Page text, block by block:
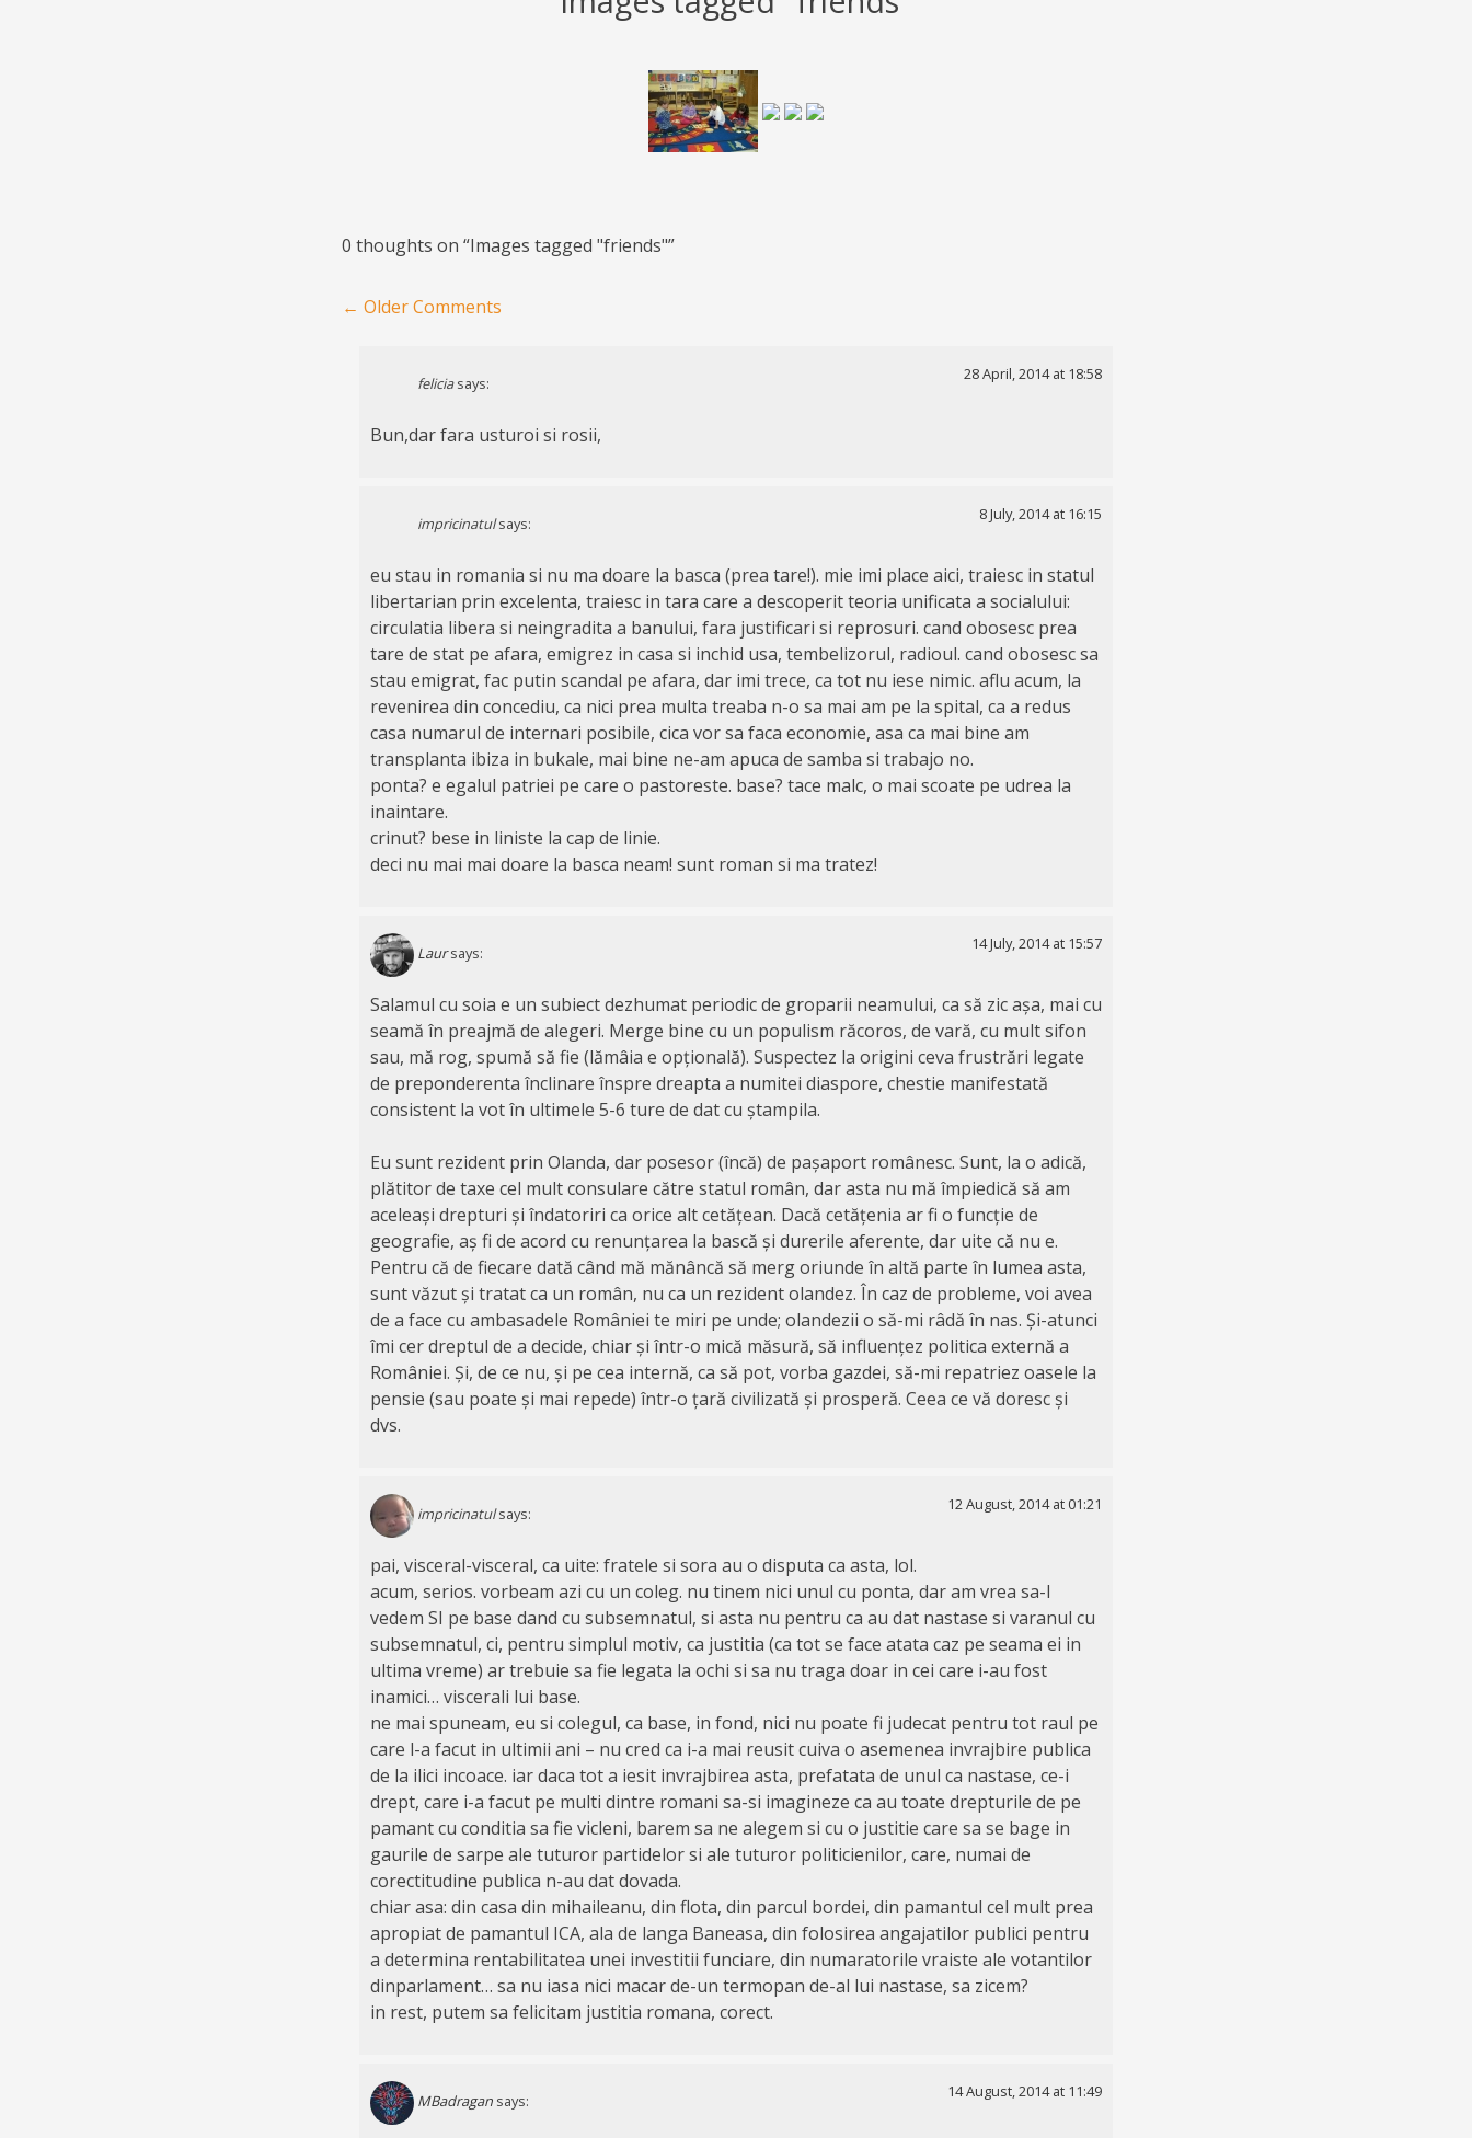
0 thoughts on “Images tagged "friends"”
Comment navigation
← Older Comments
felicia says:
28 April, 2014 at 18:58
Bun,dar fara usturoi si rosii,
impricinatul says:
8 July, 2014 at 16:15
eu stau in romania si nu ma doare la basca (prea tare!). mie imi place aici, traiesc in statul
libertarian prin excelenta, traiesc in tara care a descoperit teoria unificata a socialului:
circulatia libera si neingradita a banului, fara justificari si reprosuri. cand obosesc prea
tare de stat pe afara, emigrez in casa si inchid usa, tembelizorul, radioul. cand obosesc sa
stau emigrat, fac putin scandal pe afara, dar imi trece, ca tot nu iese nimic. aflu acum, la
revenirea din concediu, ca nici prea multa treaba n-o sa mai am pe la spital, ca a redus
casa numarul de internari posibile, cica vor sa faca economie, asa ca mai bine am
transplanta ibiza in bukale, mai bine ne-am apuca de samba si trabajo no.
ponta? e egalul patriei pe care o pastoreste. base? tace malc, o mai scoate pe udrea la
inaintare.
crinut? bese in liniste la cap de linie.
deci nu mai mai doare la basca neam! sunt roman si ma tratez!
Laur says:
14 July, 2014 at 15:57
Salamul cu soia e un subiect dezhumat periodic de groparii neamului, ca să zic așa, mai cu
seamă în preajmă de alegeri. Merge bine cu un populism răcoros, de vară, cu mult sifon
sau, mă rog, spumă să fie (lămâia e opțională). Suspectez la origini ceva frustrări legate
de preponderenta înclinare înspre dreapta a numitei diaspore, chestie manifestată
consistent la vot în ultimele 5-6 ture de dat cu ștampila.
Eu sunt rezident prin Olanda, dar posesor (încă) de pașaport românesc. Sunt, la o adică,
plătitor de taxe cel mult consulare către statul român, dar asta nu mă împiedică să am
aceleași drepturi și îndatoriri ca orice alt cetățean. Dacă cetățenia ar fi o funcție de
geografie, aș fi de acord cu renunțarea la bască și durerile aferente, dar uite că nu e.
Pentru că de fiecare dată când mă mănâncă să merg oriunde în altă parte în lumea asta,
sunt văzut și tratat ca un român, nu ca un rezident olandez. În caz de probleme, voi avea
de a face cu ambasadele României te miri pe unde; olandezii o să-mi râdă în nas. Și-atunci
îmi cer dreptul de a decide, chiar și într-o mică măsură, să influențez politica externă a
României. Și, de ce nu, și pe cea internă, ca să pot, vorba gazdei, să-mi repatriez oasele la
pensie (sau poate și mai repede) într-o țară civilizată și prosperă. Ceea ce vă doresc și
dvs.
impricinatul says:
12 August, 2014 at 01:21
pai, visceral-visceral, ca uite: fratele si sora au o disputa ca asta, lol.
acum, serios. vorbeam azi cu un coleg. nu tinem nici unul cu ponta, dar am vrea sa-l
vedem SI pe base dand cu subsemnatul, si asta nu pentru ca au dat nastase si varanul cu
subsemnatul, ci, pentru simplul motiv, ca justitia (ca tot se face atata caz pe seama ei in
ultima vreme) ar trebuie sa fie legata la ochi si sa nu traga doar in cei care i-au fost
inamici… viscerali lui base.
ne mai spuneam, eu si colegul, ca base, in fond, nici nu poate fi judecat pentru tot raul pe
care l-a facut in ultimii ani – nu cred ca i-a mai reusit cuiva o asemenea invrajbire publica
de la ilici incoace. iar daca tot a iesit invrajbirea asta, prefatata de unul ca nastase, ce-i
drept, care i-a facut pe multi dintre romani sa-si imagineze ca au toate drepturile de pe
pamant cu conditia sa fie vicleni, barem sa ne alegem si cu o justitie care sa se bage in
gaurile de sarpe ale tuturor partidelor si ale tuturor politicienilor, care, numai de
corectitudine publica n-au dat dovada.
chiar asa: din casa din mihaileanu, din flota, din parcul bordei, din pamantul cel mult prea
apropiat de pamantul ICA, ala de langa Baneasa, din folosirea angajatilor publici pentru
a determina rentabilitatea unei investitii funciare, din numaratorile vraiste ale votantilor
dinparlament… sa nu iasa nici macar de-un termopan de-al lui nastase, sa zicem?
in rest, putem sa felicitam justitia romana, corect.
MBadragan says:
14 August, 2014 at 11:49